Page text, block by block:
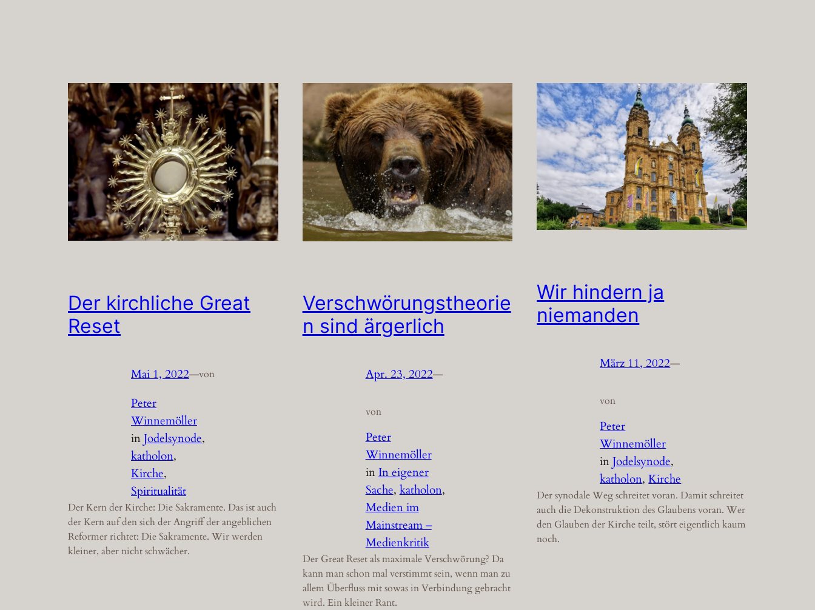
Der kirchliche Great
Reset
Mai 1, 2022—von
Peter
Winnemöller
inJodelsynode
katholon
Kirche
Spiritualität
Der Kern der Kirche: Die Sakramente. Das ist auch
der Kern auf den sich der Angriff der angeblichen
Reformer richtet: Die Sakramente. Wir werden
kleiner, aber nicht schwächer.
Verschwörungstheorie
n sind ärgerlich
Apr. 23, 2022—
von
Peter
Winnemöller
in In eigener
Sache, katholon
Medien im
Mainstream –
Medienkritik
Der Great Reset als maximale Verschwörung? Da
kann man schon mal verstimmt sein, wenn man zu
allem Überfluss mit sowas in Verbindung gebracht
wird. Ein kleiner Rant.
Wir hindern ja
niemanden
März 11, 2022—
von
Peter
Winnemöller
inJodelsynode
katholon, Kirche
Der synodale Weg schreitet voran. Damit schreitet
auch die Dekonstruktion des Glaubens voran. Wer
den Glauben der Kirche teilt, stört eigentlich kaum
noch.